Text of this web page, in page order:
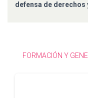
defensa de derechos
FORMACIÓN Y